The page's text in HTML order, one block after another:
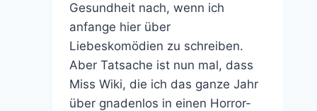
Gesundheit nach, wenn ich
anfange hier über
Liebeskomödien zu schreiben.
Aber Tatsache ist nun mal, dass
Miss Wiki, die ich das ganze Jahr
über gnadenlos in einen Horror-